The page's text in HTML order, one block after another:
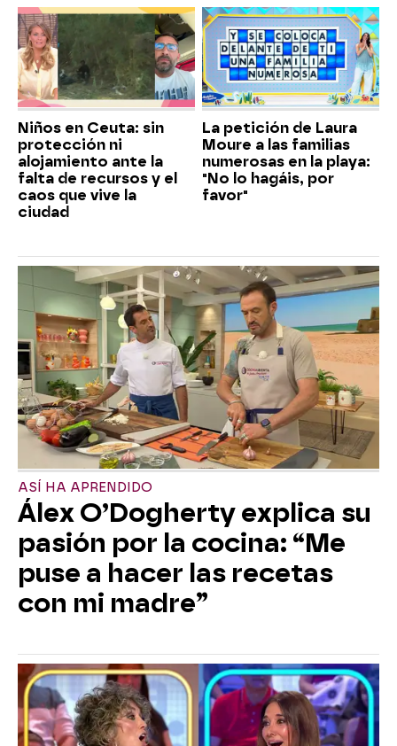
Niños en Ceuta: sin
protección ni
alojamiento ante la
falta de recursos y el
caos que vive la
ciudad
La petición de Laura
Moure a las familias
numerosas en la playa:
"No lo hagáis, por
favor"
ASÍ HA APRENDIDO
Álex O’Dogherty explica su
pasión por la cocina: “Me
puse a hacer las recetas
con mi madre”